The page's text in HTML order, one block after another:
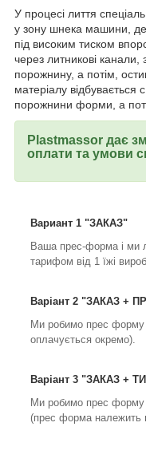
У процесі лиття
у зону шнека машини, де
під високим тиском
через литникові
порожнину, а потім,
матеріалу відбувається
порожнини форми, а
Plastmassor дає
оплати та умови
Вариант 1 "ЗАКАЗ"
Ваша прес-форма і ми
тарифом від 1 їжі
Варіант 2 "ЗАКАЗ +
Ми робимо прес
оплачується окремо).
Варіант 3 "ЗАКАЗ +
Ми робимо прес форму
(прес форма належить